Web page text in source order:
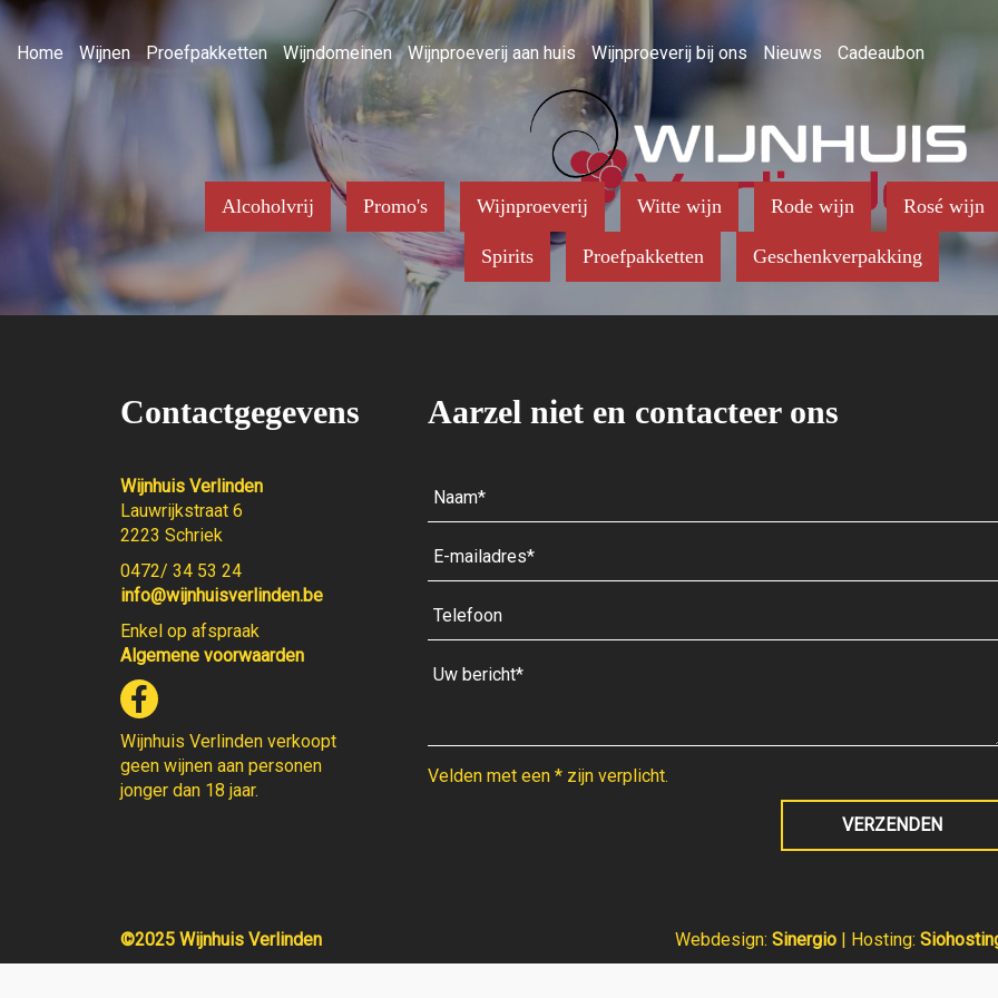
Home Wijnen Proefpakketten Wijndomeinen Wijnproeverij aan huis Wijnproeverij bij ons Nieuws Cadeaubon
Alcoholvrij Promo's Wijnproeverij Witte wijn Rode wijn Rosé wijn
Spirits Proefpakketten Geschenkverpakking
Contactgegevens
Wijnhuis Verlinden
Lauwrijkstraat 6
2223 Schriek
0472/ 34 53 24
info@wijnhuisverlinden.be
Enkel op afspraak
Algemene voorwaarden
Wijnhuis Verlinden verkoopt
geen wijnen aan personen
jonger dan 18 jaar.
Aarzel niet en contacteer ons
Velden met een * zijn verplicht.
©2025 Wijnhuis Verlinden Webdesign: Sinergio | Hosting: